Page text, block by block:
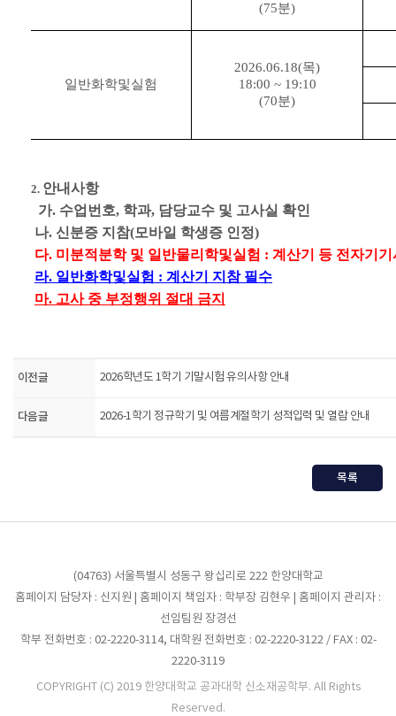
(75분)
일반화학및실험
2026.06.18(목)
18:00 ~ 19:10
(70분)
2. 안내사항
가. 수업번호, 학과, 담당교수 및 고사실 확인
나. 신분증 지참(모바일 학생증 인정)
다. 미분적분학 및 일반물리학및실험 : 계산기 등 전자기기
라. 일반화학및실험 : 계산기 지참 필수
마. 고사 중 부정행위 절대 금지
이전글 2026학년도 1학기 기말시험 유의사항 안내
다음글 2026-1학기 정규학기 및 여름계절학기 성적입력 및 열람 안내
목록
(04763) 서울특별시 성동구 왕십리로 222 한양대학교
홈페이지 담당자 : 신지원 | 홈페이지 책임자 : 학부장 김현우 | 홈페이지 관리자 :
선임팀원 장경선
학부 전화번호 : 02-2220-3114, 대학원 전화번호 : 02-2220-3122 / FAX : 02-
2220-3119
COPYRIGHT (C) 2019 한양대학교 공과대학 신소재공학부. All Rights
Reserved.